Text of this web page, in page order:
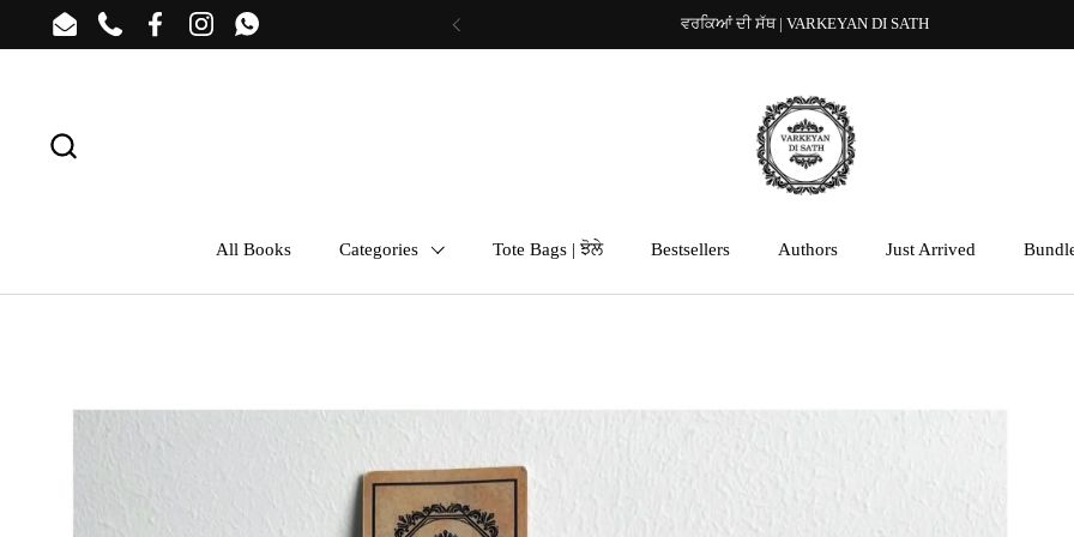
Skip to content
EmailPhoneFacebookInstagramWhatsApp Previous
ਵਰਕਿਆਂ ਦੀ ਸੱਥ | VARKEYAN DI SATH
All Books Categories Tote Bags | ਝੋਲੇ Bestsellers Authors Just Arrived